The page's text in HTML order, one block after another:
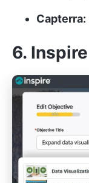
Capterra:
6. Inspire